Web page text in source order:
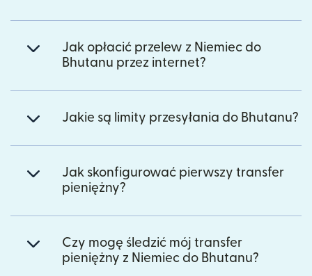
Jak opłacić przelew z Niemiec do
Bhutanu przez internet?
Jakie są limity przesyłania do Bhutanu?
Jak skonfigurować pierwszy transfer
pieniężny?
Czy mogę śledzić mój transfer
pieniężny z Niemiec do Bhutanu?